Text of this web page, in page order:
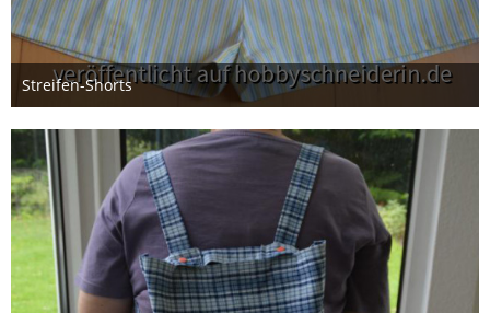
Streifen-Shorts
14. Januar 2025